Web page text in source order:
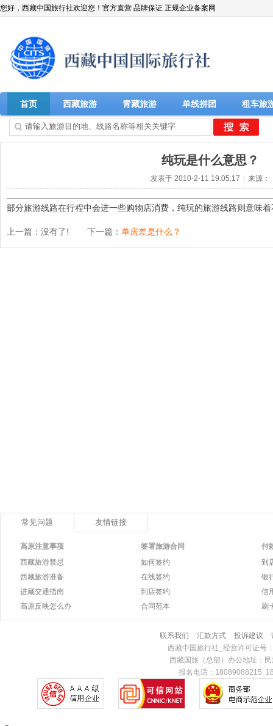
您好，西藏中国旅行社欢迎您！官方直营 品牌保证 正规企业备案网
首页 西藏旅游 青藏旅游 单线拼团 租车旅
纯玩是什么意思？
发表于 2010-2-11 19:05:17 来源：
部分旅游线路在行程中会进一些购物店消费，纯玩的旅游线路则意味
上一篇：没有了! 下一篇： 单房差是什么？
常见问题 友情链接
高原注意事项
西藏旅游禁忌
西藏旅游准备
进藏交通指南
高原反映怎么办
签署旅游合同
如何签约
在线签约
到店签约
合同范本
付
到
银
信
刷
联系我们 汇款方式 投诉建议
西藏中国旅行社_经营许可证号
西藏国旅（总部）办公地址：
报名电话：18089088215